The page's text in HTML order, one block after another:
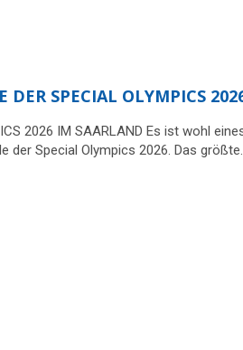
DER SPECIAL OLYMPICS
2026 IM SAARLAND Es ist wohl
der Special Olympics 2026. Das